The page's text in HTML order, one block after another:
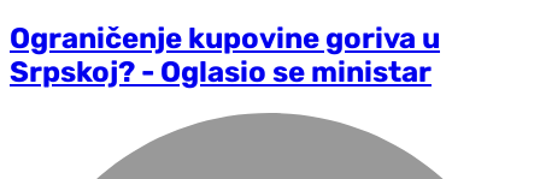
Ograničenje kupovine goriva u
Srpskoj? - Oglasio se ministar